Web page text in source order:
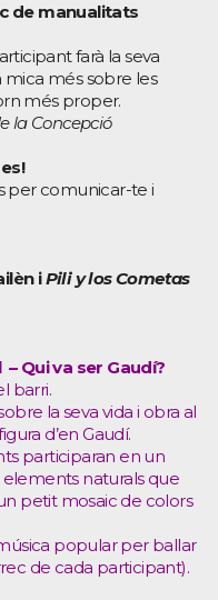
de manualitats
farà la seva
mica més sobre les
més proper.
la Concepció
per comunicar-te i
iPili y los Cometas
Qui va ser Gaudí?
barri.
la seva vida i obra al
d’en Gaudí.
participaran en un
elements naturals que
petit mosaic de colors
popular per ballar
de cada participant).